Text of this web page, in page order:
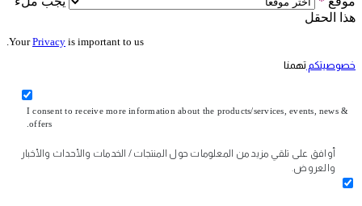
هذا الحقل
YourPrivacy is important to us.
خصوصيتكم تهمنا
I consent to receive more information about the products/services, events, news &
offers.
أوافق على تلقي مزيد من المعلومات حول المنتجات / الخدمات والأحداث والأخبار
والعروض.